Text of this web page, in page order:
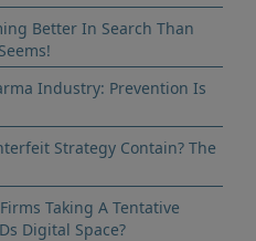
Better In Search Than
Industry: Prevention Is
Strategy Contain? The
Taking A Tentative
Digital Space?